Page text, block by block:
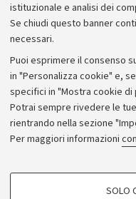
istituzionale e analisi dei
Se chiudi questo banner
necessari.
Puoi esprimere il consenso
in "Personalizza cookie" e,
specifici in "Mostra cookie di
Potrai sempre rivedere le
rientrando nella sezione
Per maggiori informazioni
COOKIE DI
SOLO